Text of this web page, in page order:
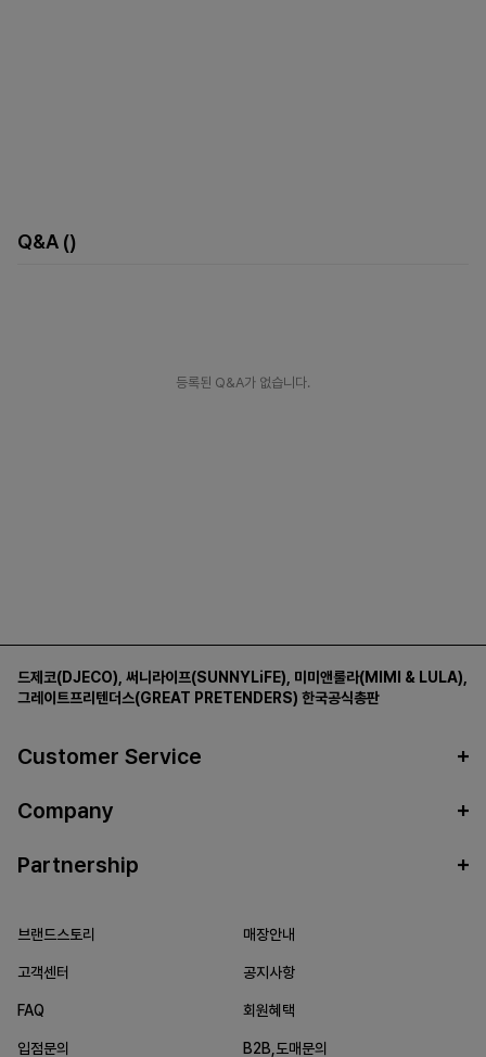
Q&A ()
등록된 Q&A가 없습니다.
드제코(DJECO) 써니라이프(SUNNYLiFE) 미미앤룰라(MIMI & LULA)
그레이트프리텐더스(GREAT PRETENDERS) 한국공식총판
Customer Service
Company
Partnership
브랜드스토리 매장안내
고객센터 공지사항
FAQ 회원혜택
입점문의 B2B,도매문의